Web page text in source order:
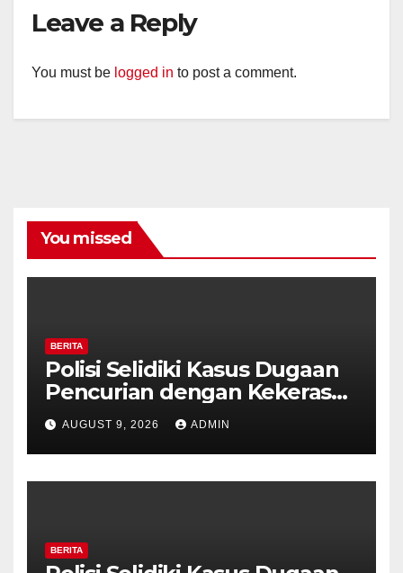
Leave a Reply
You must be logged in to post a comment.
You missed
BERITA
Polisi Selidiki Kasus Dugaan
Pencurian dengan Kekerasan
di Counter HP Royal Phone
Ambarawa.
AUGUST 9, 2026 ADMIN
BERITA